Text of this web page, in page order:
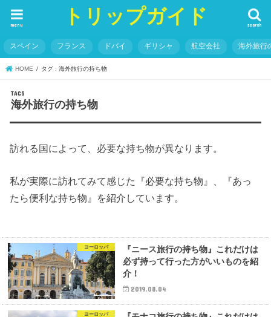
トリップガイド search
menu
スペイン フランス ドバイ ギリシャ 航空会社 海外旅行
HOME タグ : 海外旅行の持ち物
海外旅行の持ち物
訪れる国によって、必要な持ち物が異なります。
私が実際に訪れてみて感じた『必要な持ち物』、『あっ
たら便利な持ち物』を紹介しています。
ヨーロッパ
『ニース旅行の持ち物』これだけは
必ず持って行った方がいいものを紹
介！
2019.08.04
ヨーロッパ